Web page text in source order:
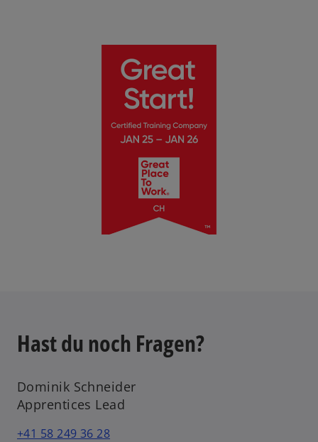
Hast du noch Fragen?
Dominik Schneider
Apprentices Lead
+41 58 249 36 28